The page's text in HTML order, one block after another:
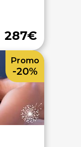
287€
Promo
-20%